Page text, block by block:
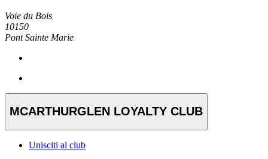
Voie du Bois
10150
Pont Sainte Marie
MCARTHURGLEN LOYALTY CLUB
Unisciti al club